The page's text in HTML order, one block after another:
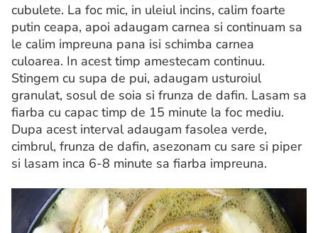
cubulete. La foc mic, in uleiul incins, calim foarte
putin ceapa, apoi adaugam carnea si continuam sa
le calim impreuna pana isi schimba carnea
culoarea. In acest timp amestecam continuu.
Stingem cu supa de pui, adaugam usturoiul
granulat, sosul de soia si frunza de dafin. Lasam sa
fiarba cu capac timp de 15 minute la foc mediu.
Dupa acest interval adaugam fasolea verde,
cimbrul, frunza de dafin, asezonam cu sare si piper
si lasam inca 6-8 minute sa fiarba impreuna.